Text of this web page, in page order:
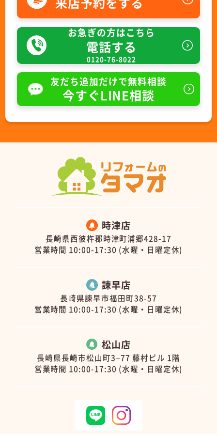
お急ぎの方はこちら
電話する
0120-76-8022
友だち追加だけで無料相談
今すぐLINE相談
時津店
長崎県西彼杵郡時津町浦郷428-17
営業時間 10:00-17:30 (水曜・日曜定休)
諫早店
長崎県諫早市福田町38-57
営業時間 10:00-17:30 (水曜・日曜定休)
松山店
長崎県長崎市松山町3−77 藤村ビル 1階
営業時間 10:00-17:30 (水曜・日曜定休)